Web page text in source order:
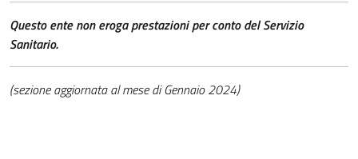
Questo ente non eroga prestazioni per conto del Servizio
Sanitario.
(sezione aggiornata al mese di Gennaio 2024)